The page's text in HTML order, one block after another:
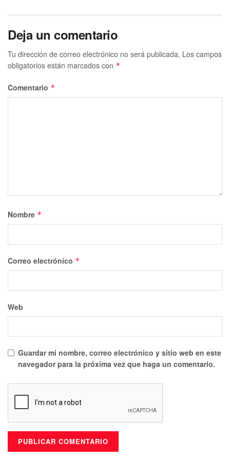
Deja un comentario
Tu dirección de correo electrónico no será publicada. Los campos
obligatorios están marcados con *
Comentario *
Nombre *
Correo electrónico *
Web
Guardar mi nombre, correo electrónico y sitio web en este
navegador para la próxima vez que haga un comentario.